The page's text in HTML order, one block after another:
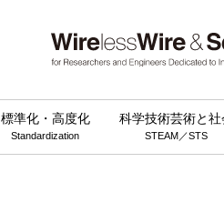
標準化・高度化
Standardization
科学技術芸術と社
STEAM／STS